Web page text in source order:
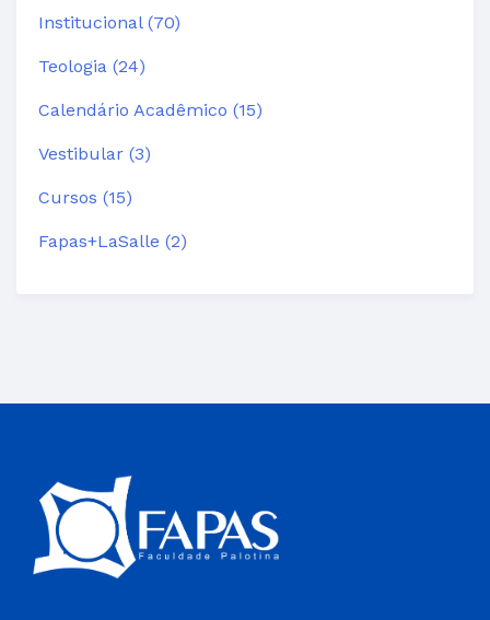
Institucional (70)
Teologia (24)
Calendário Acadêmico (15)
Vestibular (3)
Cursos (15)
Fapas+LaSalle (2)